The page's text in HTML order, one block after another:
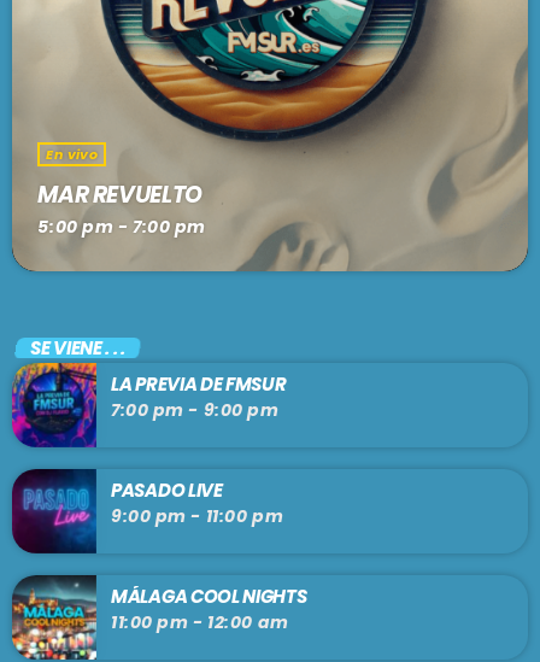
En vivo
MAR REVUELTO
5:00 pm - 7:00 pm
SE VIENE . . .
LA PREVIA DE FMSUR
7:00 pm - 9:00 pm
PASADO LIVE
9:00 pm - 11:00 pm
MÁLAGA COOL NIGHTS
11:00 pm - 12:00 am